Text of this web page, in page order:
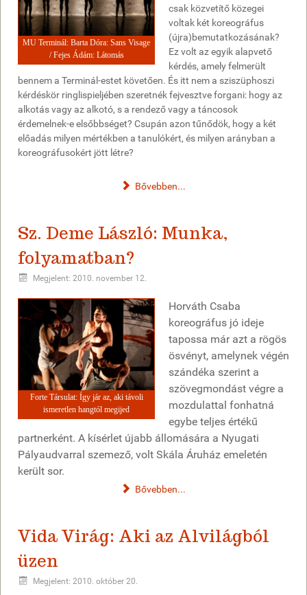
MU Terminál: Barta Dóra: Sans Visage
/ Fejes Ádám: Látomás
csak közvetítő közegei
voltak két koreográfus
(újra)bemutatkozásának?
Ez volt az egyik alapvető
kérdés, amely felmerült
bennem a Terminál-estet követően. És itt nem a sziszüphoszi
kérdéskör ringlispieljében szeretnék fejvesztve forgani: hogy az
alkotás vagy az alkotó, s a rendező vagy a táncosok
érdemelnek-e elsőbbséget? Csupán azon tűnődök, hogy a két
előadás milyen mértékben a tanulókért, és milyen arányban a
koreográfusokért jött létre?
Bővebben...
Sz. Deme László: Munka,
folyamatban?
Megjelent: 2010. november 12.
Forte Társulat: Így jár az, aki távoli
ismeretlen hangtól megijed
Horváth Csaba
koreográfus jó ideje
tapossa már azt a rögös
ösvényt, amelynek végén
szándéka szerint a
szövegmondást végre a
mozdulattal fonhatná
egybe teljes értékű
partnerként. A kísérlet újabb állomására a Nyugati
Pályaudvarral szemező, volt Skála Áruház emeletén
került sor.
Bővebben...
Vida Virág: Aki az Alvilágból
üzen
Megjelent: 2010. október 20.